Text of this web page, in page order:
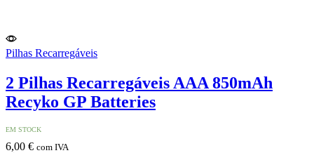
Pilhas Recarregáveis
2 Pilhas Recarregáveis AAA 850mAh
Recyko GP Batteries
EM STOCK
6,00 € com IVA